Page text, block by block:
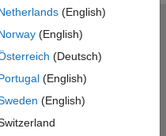
(English)
(English)
(Deutsch)
(English)
(English)
취급방침
불법 복제 방지